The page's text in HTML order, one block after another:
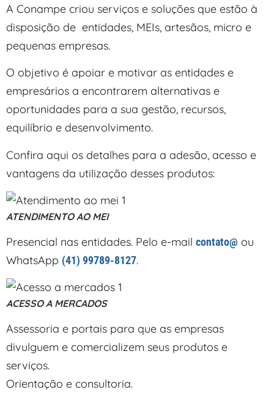
A Conampe criou serviços e soluções que estão à
disposição de entidades, MEIs, artesãos, micro e
pequenas empresas.
O objetivo é apoiar e motivar as entidades e
empresários a encontrarem alternativas e
oportunidades para a sua gestão, recursos,
equilíbrio e desenvolvimento.
Confira aqui os detalhes para a adesão, acesso e
vantagens da utilização desses produtos:
ATENDIMENTO AO MEI
Presencial nas entidades. Pelo e-mail contato@ ou
WhatsApp (41) 99789-8127.
ACESSO A MERCADOS
Assessoria e portais para que as empresas
divulguem e comercializem seus produtos e
serviços.
Orientação e consultoria.